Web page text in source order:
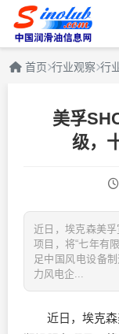
首页 行业观察 行
美孚
级，
近日，埃克森美
项目，将“七年有
足中国风电设备
力风电企...
近日，埃克森